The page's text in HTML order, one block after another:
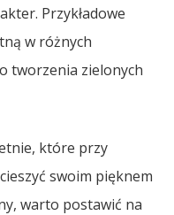
Przykładowe
w różnych
tworzenia zielonych
które przy
swoim pięknem
warto postawić na